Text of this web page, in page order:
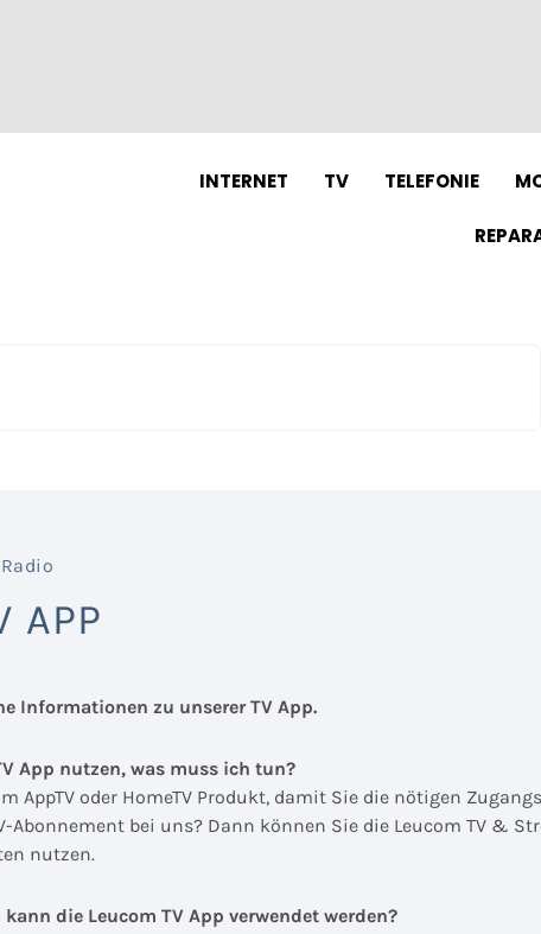
INTERNET TV TELEFONIE
APP
Informationen zu unserer TV App.
App nutzen, was muss ich tun?
AppTV oder HomeTV Produkt, damit Sie die nötigen
Abonnement bei uns? Dann können Sie die Leucom TV &
nutzen.
die Leucom TV App verwendet werden?